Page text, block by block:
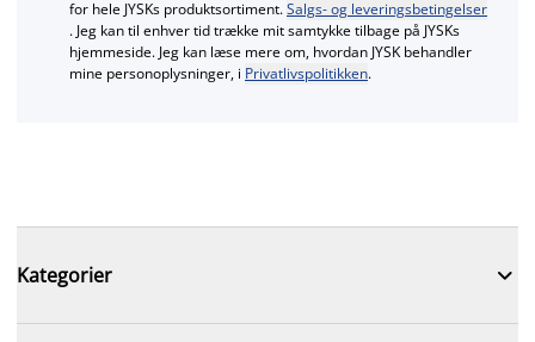
for hele JYSKs produktsortiment.Salgs- og leveringsbetingelser
. Jeg kan til enhver tid trække mit samtykke tilbage på JYSKs
hjemmeside. Jeg kan læse mere om, hvordan JYSK behandler
mine personoplysninger, i Privatlivspolitikken.
Kategorier 